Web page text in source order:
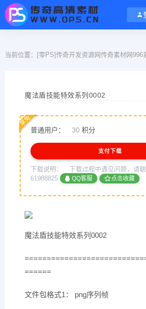
当前位置： [零PS]传奇开发资源网传奇素材网996
魔法盾技能特效系列0002
普通用户： 30 积分
享免
支付下载
下载说明：
下载过程中遇见问题，请联
61988825
QQ客服 点击收藏
魔法盾技能特效系列0002
======
文件包格式1： png序列帧